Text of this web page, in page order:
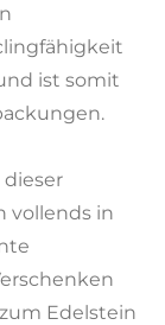
ist somit
vollends in
Edelstein